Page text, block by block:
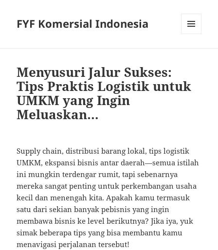
FYF Komersial Indonesia
Menyusuri Jalur Sukses:
Tips Praktis Logistik untuk
UMKM yang Ingin
Meluaskan…
Supply chain, distribusi barang lokal, tips logistik
UMKM, ekspansi bisnis antar daerah—semua istilah
ini mungkin terdengar rumit, tapi sebenarnya
mereka sangat penting untuk perkembangan usaha
kecil dan menengah kita. Apakah kamu termasuk
satu dari sekian banyak pebisnis yang ingin
membawa bisnis ke level berikutnya? Jika iya, yuk
simak beberapa tips yang bisa membantu kamu
menavigasi perjalanan tersebut!